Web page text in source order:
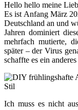
Hello hello meine
Es ist Anfang März
Deutschland an und
Jahren dominiert
mehrfach mutierte,
später – der Virus
schaffte es ein
Ich muss es nicht